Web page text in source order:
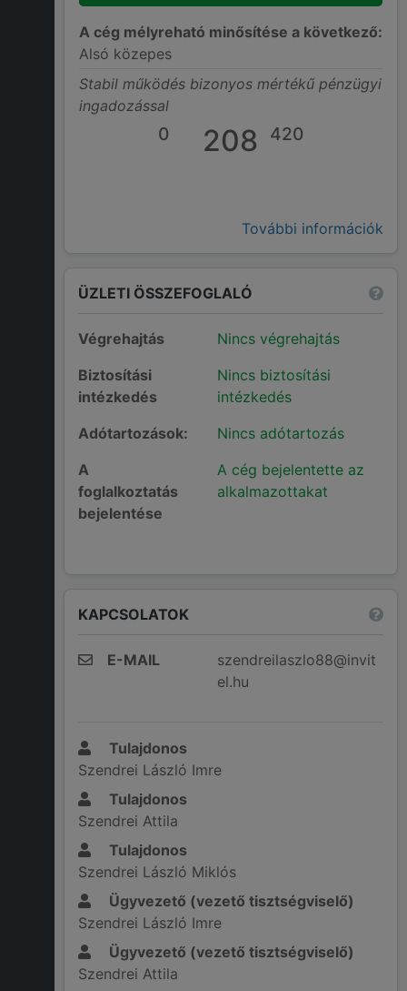
A cég mélyreható minősítése a következő:
Alsó közepes
Stabil működés bizonyos mértékű pénzügyi
ingadozással
0 208 420
További információk
ÜZLETI ÖSSZEFOGLALÓ
Végrehajtás
Nincs végrehajtás
Biztosítási
intézkedés
Nincs biztosítási
intézkedés
Adótartozások:
Nincs adótartozás
A
foglalkoztatás
bejelentése
A cég bejelentette az
alkalmazottakat
KAPCSOLATOK
E-MAIL
szendreilaszlo88@invit
el.hu
Tulajdonos
Szendrei László Imre
Tulajdonos
Szendrei Attila
Tulajdonos
Szendrei László Miklós
Ügyvezető (vezető tisztségviselő)
Szendrei László Imre
Ügyvezető (vezető tisztségviselő)
Szendrei Attila